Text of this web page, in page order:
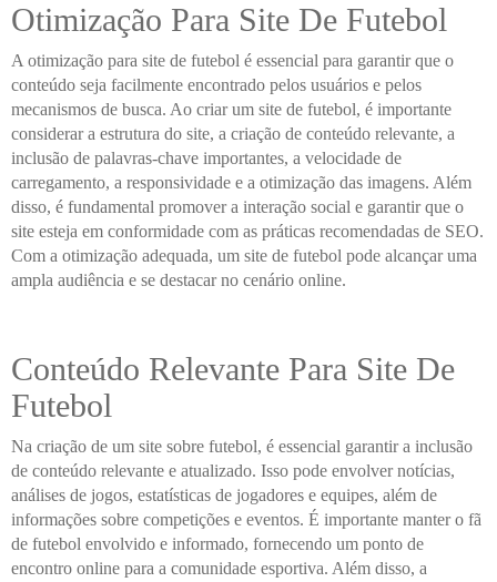
Otimização Para Site De Futebol
A otimização para site de futebol é essencial para garantir que o
conteúdo seja facilmente encontrado pelos usuários e pelos
mecanismos de busca. Ao criar um site de futebol, é importante
considerar a estrutura do site, a criação de conteúdo relevante, a
inclusão de palavras-chave importantes, a velocidade de
carregamento, a responsividade e a otimização das imagens. Além
disso, é fundamental promover a interação social e garantir que o
site esteja em conformidade com as práticas recomendadas de SEO.
Com a otimização adequada, um site de futebol pode alcançar uma
ampla audiência e se destacar no cenário online.
Conteúdo Relevante Para Site De
Futebol
Na criação de um site sobre futebol, é essencial garantir a inclusão
de conteúdo relevante e atualizado. Isso pode envolver notícias,
análises de jogos, estatísticas de jogadores e equipes, além de
informações sobre competições e eventos. É importante manter o fã
de futebol envolvido e informado, fornecendo um ponto de
encontro online para a comunidade esportiva. Além disso, a